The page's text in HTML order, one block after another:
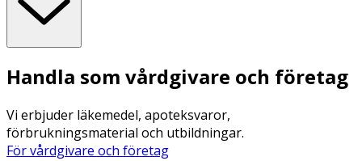
Handla som vårdgivare och företag
Vi erbjuder läkemedel, apoteksvaror,
förbrukningsmaterial och utbildningar.
För vårdgivare och företag